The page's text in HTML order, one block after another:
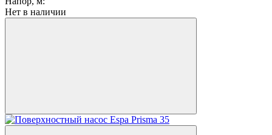
Нет в наличии